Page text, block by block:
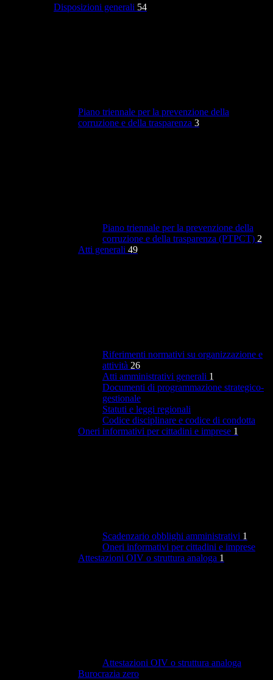
Disposizioni generali 54
Piano triennale per la prevenzione della
corruzione e della trasparenza 3
Piano triennale per la prevenzione della
corruzione e della trasparenza (PTPCT) 2
Atti generali 49
Riferimenti normativi su organizzazione e
attività 26
Atti amministrativi generali 1
Documenti di programmazione strategico-
gestionale
Statuti e leggi regionali
Codice disciplinare e codice di condotta
Oneri informativi per cittadini e imprese 1
Scadenzario obblighi amministrativi 1
Oneri informativi per cittadini e imprese
Attestazioni OIV o struttura analoga 1
Attestazioni OIV o struttura analoga
Burocrazia zero